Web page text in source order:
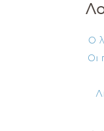
Ο
Οι